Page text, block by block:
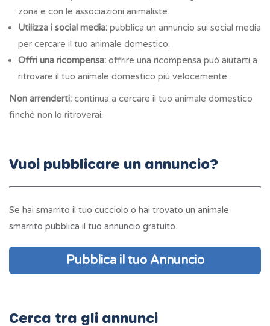
zona e con le associazioni animaliste.
Utilizza i social media: pubblica un annuncio sui social media
per cercare il tuo animale domestico.
Offri una ricompensa: offrire una ricompensa può aiutarti a
ritrovare il tuo animale domestico più velocemente.
Non arrenderti: continua a cercare il tuo animale domestico
finché non lo ritroverai.
Vuoi pubblicare un annuncio?
Se hai smarrito il tuo cucciolo o hai trovato un animale
smarrito pubblica il tuo annuncio gratuito.
Pubblica il tuo Annuncio
Cerca tra gli annunci